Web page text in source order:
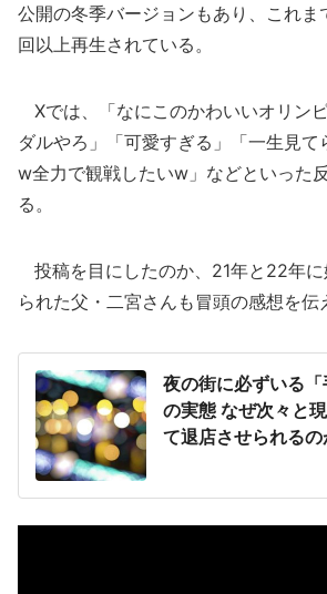
公開の冬季バージョンもあり、これま
回以上再生されている。
Xでは、「なにこのかわいいオリン
ダルやろ」「可愛すぎる」「一生見
w全力で観戦したいw」などといった
る。
投稿を目にしたのか、21年と22年
られた父・二宮さんも冒頭の感想を伝
夜の街に必ずいる「
の実態 なぜ次々と
て退店させられる